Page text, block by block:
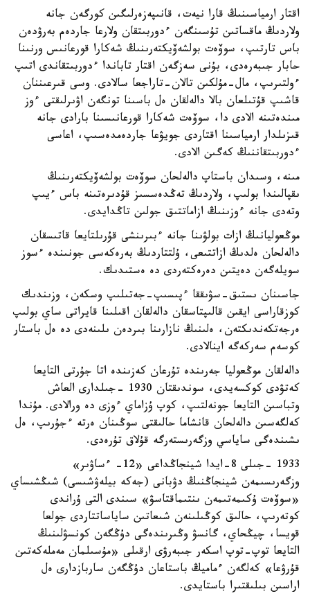
اقتار ارمياسىنىڭ قارا نيەت، قانىپەزەرلىگىن كورگەن جانە
ولاردىڭ ماقساتىن تۇسىنگەن ءدوربىتقان ولارعا جاردەم بەرۋدەن
باس تارتىپ، سوۆەت بولشەۆيكتەرىنىڭ شەكارا قورعانىس ورنىنا
حابار جىبەرەدى، بۇنى سەزگەن اقتار تاباندا ءدوربىتقاندى اتىپ
ءولتىرىپ، مال-مۇلكىن تالان-تاراجعا سالادى. وسى قىرعىننان
قاشىپ قۇتىلعان بالا دالەلقان ەل باسىنا تونگەن اۋىرلىقتى ءوز
مىندەتىنە الادى دا، سوۆەت شەكارا قورعانىسىنا بارادى جانە
قىزىلدار ارمياسىنا اقتاردى جويۋعا جاردەمدەسىپ، اعاسى
ءدوربىتقاننىڭ كەگىن الادى.
مىنە، وسىدان باستاپ دالەلحان سوۆەت بولشەۆيكتەرىنىڭ
ىقپالىندا بولىپ، ولاردىڭ تەڭدەسسىز قۇدىرەتىنە باس ءيىپ
وتەدى جانە ءوزىنىڭ ازاماتتىق جولىن تاڭدايدى.
موڭعوليانىڭ ازات بولۋىنا جانە ءبىرىنشى قۇرىلتايعا قاتىسقان
دالەلحان ەلدىڭ ازاتتىعى، ۇلتتاردىڭ بەرەكەسى جونىندە ءسوز
سويلەگەن دەيتىن دەرەكتەردى دە ەستىدىك.
جاسىنان ىستىق-سۋىققا ءپىسىپ-جەتىلىپ وسكەن، وزىندىك
كوزقاراسى ايقىن قالىپتاسقان دالەلقان اقىلىنا قايراتى ساي بولىپ
ەرجەتكەندىكتەن، ەلىنىڭ نازارىنا بىردەن ىلىنەدى دە ەل باستار
كوسەم سەركەگە اينالادى.
دالەلقان موڭعوليا جەرىندە تۇرعان كەزىندە اتا جۇرتى التايعا
كەتۋدى كوكسەيدى، سوندىقتان 1930 -جىلدارى العاش
وتباسىن التايعا جونەلتىپ، كوپ ۇزاماي ءوزى دە ورالادى. مۇندا
كەلگەسىن دالەلحان قانشاما حالىقتى سوڭىنان ەرتە ءجۇرىپ، ەل
ىشىندەگى ساياسي وزگەرىستەرگە قۇلاق تۇرەدى.
1933 -جىلى 8-ايدا شينجاڭداعى «12- ءساۋىر»
وزگەرىسىمەن شينجاڭنىڭ دۋبانى (جەكە بيلەۋشىسى) شىڭشىساي
«سوۆەت ۇكىمەتىمەن ىنتىماقتاسۋ» سىندى التى ۇراندى
كوتەرىپ، حالىق كوڭىلىنەن شىعاتىن ساياساتتاردى جولعا
قويسا، چيڭحاي، گانسۋ وڭىرىندەگى دۇڭگەن كونسۋلىنىڭ
التايعا توپ-توپ اسكەر جىبەرۋى ارقىلى «مۇسىلمان مەملەكەتىن
قۇرۋعا» كەلگەن ءماميڭ باستاعان دۇڭگەن ساربازدارى ەل
اراسىن بىلىقتىرا باستايدى.